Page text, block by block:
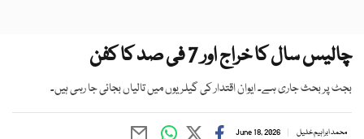
چالیس سال کا خراج اور 7 فی صد کا کفن
بجٹ پر بحث جاری ہے۔ ایوان اقتدار کی گیلریوں میں تالیاں بجائی جا رہی ہیں۔
محمد ابراہیم خلیل June 18, 2026